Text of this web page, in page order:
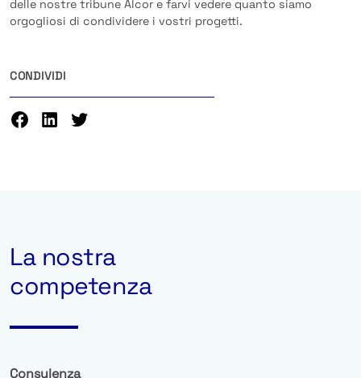
delle nostre tribune Alcor e farvi vedere quanto siamo
orgogliosi di condividere i vostri progetti.
CONDIVIDI
La nostra
competenza
Consulenza